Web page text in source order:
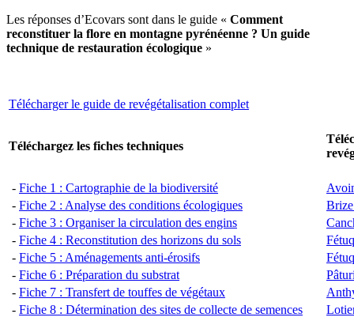
Les réponses d’Ecovars sont dans le guide « Comment
reconstituer la flore en montagne pyrénéenne ? Un guide
technique de restauration écologique »
Télécharger le guide de revégétalisation complet
Téléchargez les fiches techniques
- Fiche 1 : Cartographie de la biodiversité
- Fiche 2 : Analyse des conditions écologiques
- Fiche 3 : Organiser la circulation des engins
- Fiche 4 : Reconstitution des horizons du sols
- Fiche 5 : Aménagements anti-érosifs
- Fiche 6 : Préparation du substrat
- Fiche 7 : Transfert de touffes de végétaux
- Fiche 8 : Détermination des sites de collecte de semences